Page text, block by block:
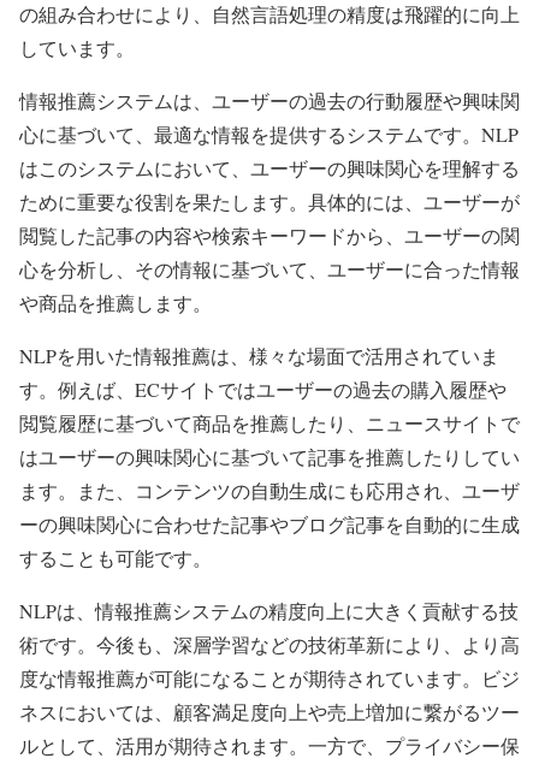
の組み合わせにより、自然言語処理の精度は飛躍的に向上
しています。
情報推薦システムは、ユーザーの過去の行動履歴や興味関
心に基づいて、最適な情報を提供するシステムです。NLP
はこのシステムにおいて、ユーザーの興味関心を理解する
ために重要な役割を果たします。具体的には、ユーザーが
閲覧した記事の内容や検索キーワードから、ユーザーの関
心を分析し、その情報に基づいて、ユーザーに合った情報
や商品を推薦します。
NLPを用いた情報推薦は、様々な場面で活用されていま
す。例えば、ECサイトではユーザーの過去の購入履歴や
閲覧履歴に基づいて商品を推薦したり、ニュースサイトで
はユーザーの興味関心に基づいて記事を推薦したりしてい
ます。また、コンテンツの自動生成にも応用され、ユーザ
ーの興味関心に合わせた記事やブログ記事を自動的に生成
することも可能です。
NLPは、情報推薦システムの精度向上に大きく貢献する技
術です。今後も、深層学習などの技術革新により、より高
度な情報推薦が可能になることが期待されています。ビジ
ネスにおいては、顧客満足度向上や売上増加に繋がるツー
ルとして、活用が期待されます。一方で、プライバシー保